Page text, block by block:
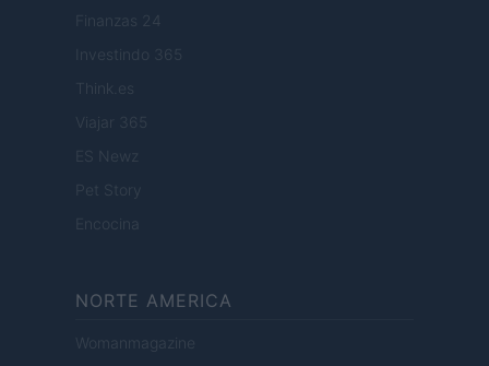
Finanzas 24
Investindo 365
Think.es
Viajar 365
ES Newz
Pet Story
Encocina
NORTE AMERICA
Womanmagazine